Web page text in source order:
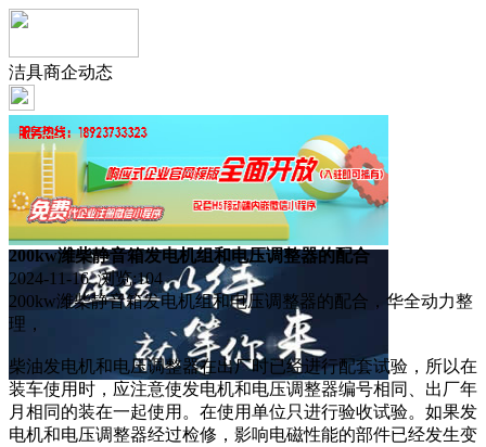
洁具商企动态
200kw潍柴静音箱发电机组和电压调整器的配合
2024-11-16 浏览:104
200kw潍柴静音箱发电机组和电压调整器的配合，华全动力整
理，
柴油发电机和电压调整器在出厂时已经进行配套试验，所以在
装车使用时，应注意使发电机和电压调整器编号相同、出厂年
月相同的装在一起使用。在使用单位只进行验收试验。如果发
电机和电压调整器经过检修，影响电磁性能的部件已经发生变